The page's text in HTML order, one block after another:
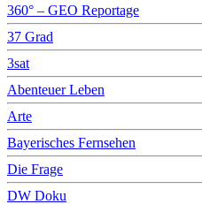
360° – GEO Reportage
37 Grad
3sat
Abenteuer Leben
Arte
Bayerisches Fernsehen
Die Frage
DW Doku